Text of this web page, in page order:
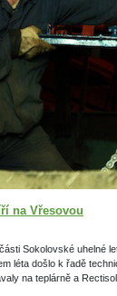
na Vřesovou
Sokolovské uhelné
léta došlo k řadě
na teplárně a